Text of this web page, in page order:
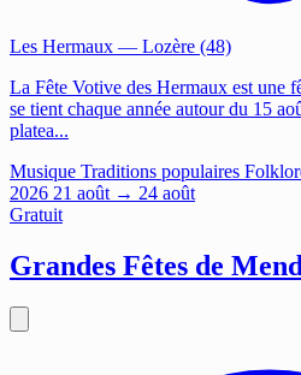
Les Hermaux — Lozère (48)
La Fête Votive des Hermaux est une
se tient chaque année autour du 15
platea...
Musique Traditions populaires
2026 21 août → 24 août
Gratuit
Grandes Fêtes de